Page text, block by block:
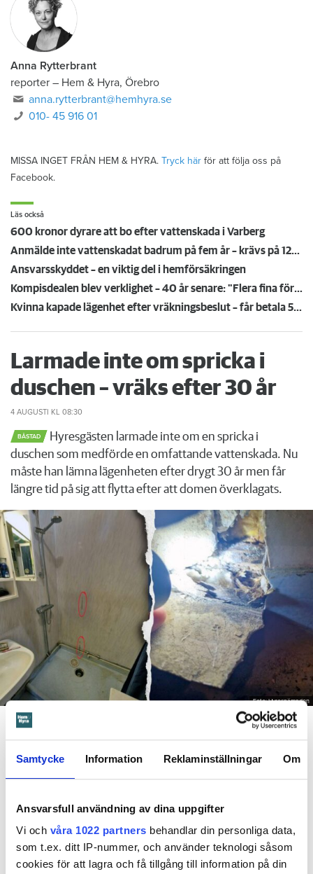
Samtycke Information Reklaminställningar Om
Ansvarsfull användning av dina uppgifter
Vi och våra 1022 partners behandlar din personliga data,
som t.ex. ditt IP-nummer, och använder teknologi såsom
cookies för att lagra och få tillgång till information på din
Anna Rytterbrant
reporter – Hem & Hyra, Örebro
anna.rytterbrant@hemhyra.se
010- 45 916 01
MISSA INGET FRÅN HEM & HYRA. Tryck här för att följa oss på
Facebook.
Läs också
600 kronor dyrare att bo efter vattenskada i Varberg
Anmälde inte vattenskadat badrum på fem år – krävs på 125 000 kronor
Ansvarsskyddet – en viktig del i hemförsäkringen
Kompisdealen blev verklighet – 40 år senare: "Flera fina fördelar med att dela bostad"
Kvinna kapade lägenhet efter vräkningsbeslut – får betala 50 000
Larmade inte om spricka i
duschen – vräks efter 30 år
4 AUGUSTI KL 08:30
BÅSTAD
Hyresgästen larmade inte om en spricka i
duschen som medförde en omfattande vattenskada. Nu
måste han lämna lägenheten efter drygt 30 år men får
längre tid på sig att flytta efter att domen överklagats.
Foto: Hyresnämnden
En inspektion visade att vatten under en längre tid läckt in genom sprickor i väggen (de
röda markeringarna) och orsakat rötskador i syllen.
Dela Tweeta
1995 men måste nu flytta sedan hans kontrakt prövats både
i hyresnämnden och i hovrätten.
Skada upptäcktes av hantverkare